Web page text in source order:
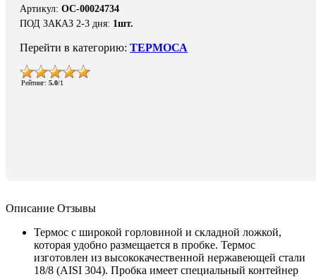
Артикул: ОС-00024734
ПОД ЗАКАЗ 2-3 дня: 1шт.
Перейти в категорию: ТЕРМОСА
Рейтинг: 5.0/1
Описание Отзывы
Термос с широкой горловиной и складной ложкой,
которая удобно размещается в пробке. Термос
изготовлен из высококачественной нержавеющей стали
18/8 (AISI 304). Пробка имеет специальный контейнер